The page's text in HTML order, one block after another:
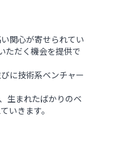
関心が寄せられてい
ただく機会を提供で
に技術系ベンチャー
生まれたばかりのベ
いきます。